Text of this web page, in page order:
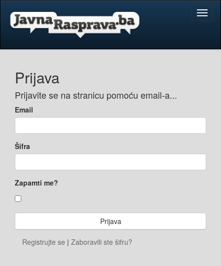
Prijava
Prijavite se na stranicu pomoću email-a...
Email
Šifra
Zapamti me?
Registrujte se | Zaboravili ste šifru?